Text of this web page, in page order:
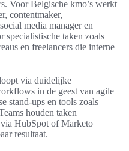
Voor Belgische kmo’s werkt
contentmaker,
media manager en
specialistische taken zoals
en freelancers die interne
via duidelijke
in de geest van agile
stand‑ups en tools zoals
houden taken
HubSpot of Marketo
resultaat.